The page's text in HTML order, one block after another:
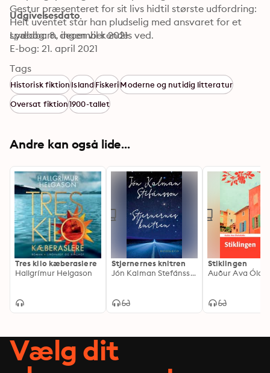
Gestur præsenteret for sit livs hidtil største udfordring:
Helt uventet står han pludselig med ansvaret for et
spædbarn, ingen vil kendes ved.
Udgivelsesdato
Lydbog: 8. december 2021
E-bog: 21. april 2021
Tags
Historisk fiktionIslandFiskeriModerne og nutidig litteratur
Oversat fiktion1900-tallet
Andre kan også lide...
Tres kilo kæberaslere
Hallgrímur Helgason
Stjernernes knitren
Jón Kalman Stefánsson
Stiklingen
Auður Ava
Vælg dit